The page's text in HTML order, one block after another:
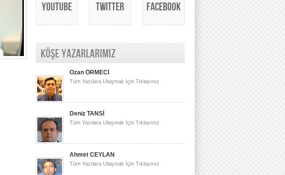
YOUTUBE TWITTER FACEBOOK
KÖŞE YAZARLARIMIZ
Ozan ÖRMECİ
Tüm Yazılara Ulaşmak İçin Tıklayınız.
Deniz TANSİ
Tüm Yazılara Ulaşmak İçin Tıklayınız.
Ahmet CEYLAN
Tüm Yazılara Ulaşmak İçin Tıklayınız.